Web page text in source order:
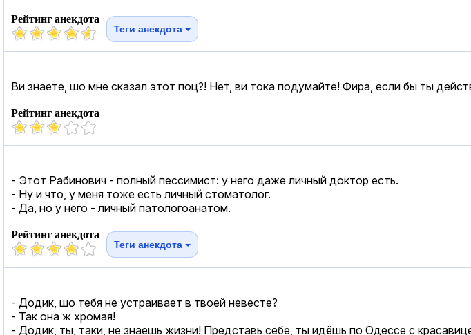
Рейтинг анекдота
Теги анекдота
Ви знаете, шо мне сказал этот поц?! Нет, ви тока подумайте! Фира, если бы ты
Рейтинг анекдота
- Этот Рабинович - полный пессимист: у него даже личный доктор есть.
- Ну и что, у меня тоже есть личный стоматолог.
- Да, но у него - личный патологоанатом.
Рейтинг анекдота
Теги анекдота
- Додик, шо тебя не устраивает в твоей невесте?
- Так она ж хромая!
- Додик, ты, таки, не знаешь жизни! Представь себе, ты идёшь по Одессе с